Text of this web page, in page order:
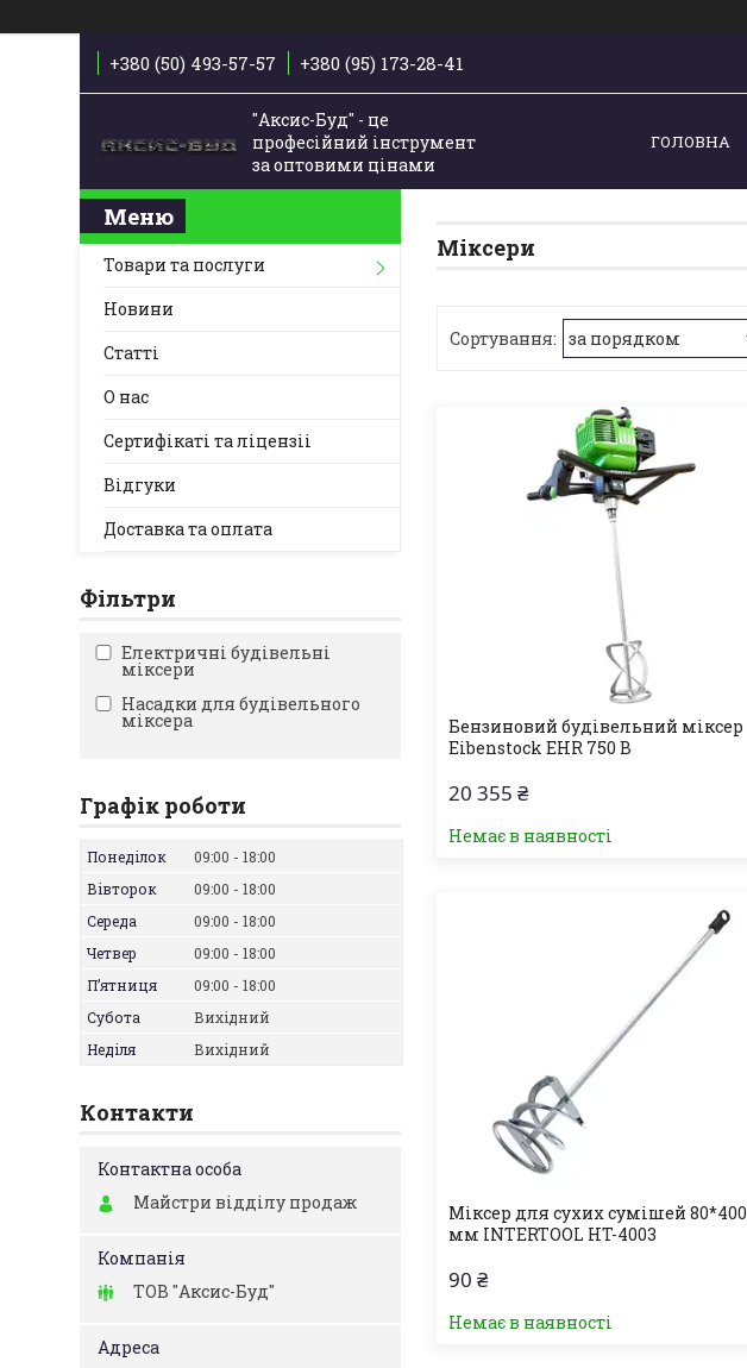
+380 (50) 493-57-57 +380 (95) 173-28-41
"Аксис-Буд" - це
професійний інструмент
за оптовими цінами
ГОЛОВНА
Міксери
Бензиновий будівельний міксер
Eibenstock EHR 750 B
20 355 ₴
Немає в наявності
Міксер для сухих сумішей 80*400
мм INTERTOOL HT-4003
90 ₴
Немає в наявності
Товари та послуги
Новини
Статті
О нас
Сертифікаті та ліцензіі
Відгуки
Доставка та оплата
Фільтри
Електричні будівельні
міксери
Насадки для будівельного
міксера
Графік роботи
Понеділок 09:00
18:00
Вівторок
09:00
18:00
Середа
09:00
18:00
Четвер
09:00
18:00
Пʼятниця
09:00
18:00
Субота
Вихідний
Неділя
Вихідний
Контакти
Майстри відділу продаж
ТОВ "Аксис-Буд"